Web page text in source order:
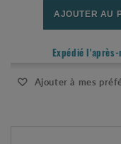
AJOUTER AU
Expédié
Ajouter à mes